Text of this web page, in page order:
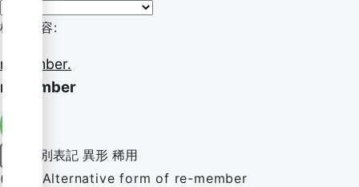
検索内容:
remember.
remember
別表記 異形 稀用
(rare) Alternative form of re-member